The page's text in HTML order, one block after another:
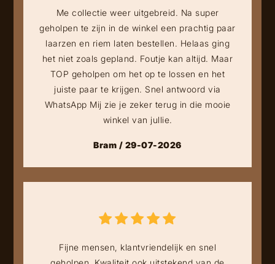
Me collectie weer uitgebreid. Na super
geholpen te zijn in de winkel een prachtig paar
laarzen en riem laten bestellen. Helaas ging
het niet zoals gepland. Foutje kan altijd. Maar
TOP geholpen om het op te lossen en het
juiste paar te krijgen. Snel antwoord via
WhatsApp Mij zie je zeker terug in die mooie
winkel van jullie.
Bram / 29-07-2026
Fijne mensen, klantvriendelijk en snel